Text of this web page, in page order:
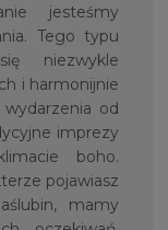
jesteśmy
Tego typu
niezwykle
i harmonijnie
od
imprezy
boho.
pojawiasz
mamy